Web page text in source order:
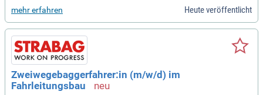
Arbeitsumfeld. Sie führen Baugeräte, wie Zwei-Wege-Bagger,
sicher und vorschriftsmäßig im Bereich Gleis- und Tiefbau.
Unsere Projekte garantieren wirtschaftliche und pünktliche
Ausführungen nach den Vorgaben der DB AG und den Vorsc
hriften zur Unfallverhütung. Werden Sie Teil eines zukunftso
rientierten Teams und tragen Sie zur Veränderung bei!
mehr erfahren Heute veröffentlicht
Zweiwegebaggerfahrer:in (m/w/d) im
Fahrleitungsbau